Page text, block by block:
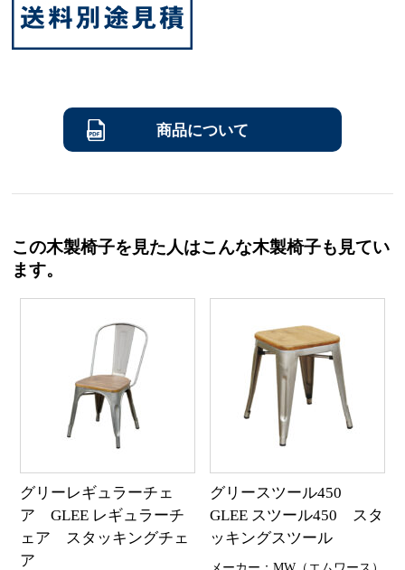
商品について
この木製椅子を見た人はこんな木製椅子も見てい
ます。
グリーレギュラーチェ
ア GLEE レギュラーチ
ェア スタッキングチェ
ア
グリースツール450
GLEE スツール450 スタ
ッキングスツール